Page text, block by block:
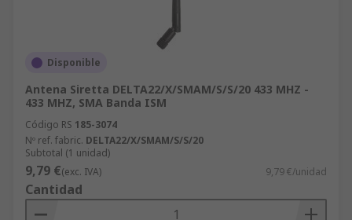
Disponible
Antena Siretta DELTA22/X/SMAM/S/S/20 433 MHZ -
433 MHZ, SMA Banda ISM
Código RS 185-3074
Nº ref. fabric. DELTA22/X/SMAM/S/S/20
Subtotal (1 unidad)
9,79 €(exc. IVA) 9,79 €/unidad
Cantidad